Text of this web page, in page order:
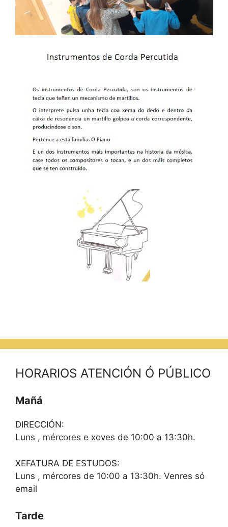
HORARIOS ATENCIÓN Ó PÚBLICO
Mañá
DIRECCIÓN:
Luns , mércores e xoves de 10:00 a 13:30h.
XEFATURA DE ESTUDOS:
Luns , mércores de 10:00 a 13:30h. Venres só
email
Tarde